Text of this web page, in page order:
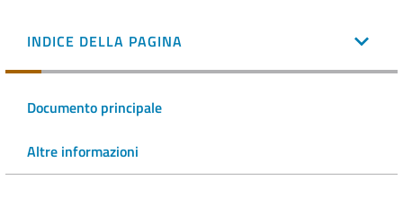
INDICE DELLA PAGINA
Documento principale
Altre informazioni